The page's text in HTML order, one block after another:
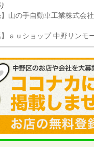
】山の手自動車工業株式会社
】ａｕショップ 中野サンモ